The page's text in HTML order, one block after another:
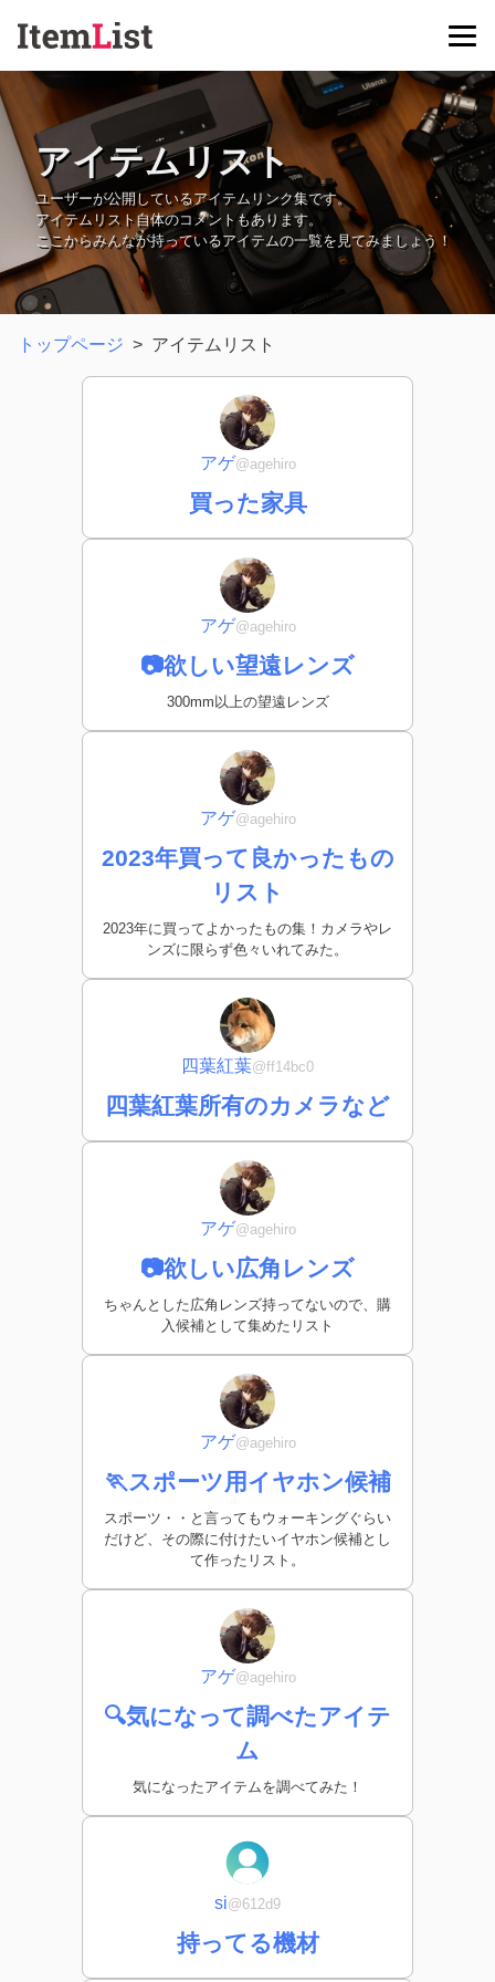
アイテムリスト
ユーザーが公開しているアイテムリンク集です。
アイテムリスト自体のコメントもあります。
ここからみんなが持っているアイテムの一覧を見てみましょう！
トップページ > アイテムリスト
アゲ@agehiro
買った家具
アゲ@agehiro
📷欲しい望遠レンズ
300mm以上の望遠レンズ
アゲ@agehiro
2023年買って良かったもの
リスト
2023年に買ってよかったもの集！カメラやレ
ンズに限らず色々いれてみた。
四葉紅葉@ff14bc0
四葉紅葉所有のカメラなど
アゲ@agehiro
📷欲しい広角レンズ
ちゃんとした広角レンズ持ってないので、購
入候補として集めたリスト
アゲ@agehiro
🏃スポーツ用イヤホン候補
スポーツ・・と言ってもウォーキングぐらい
だけど、その際に付けたいイヤホン候補とし
て作ったリスト。
アゲ@agehiro
🔍気になって調べたアイテ
ム
気になったアイテムを調べてみた！
si@612d9
持ってる機材